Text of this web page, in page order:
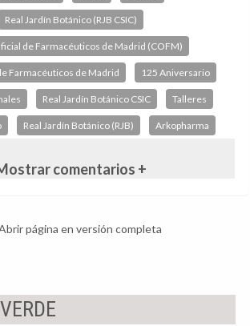
Real Jardín Botánico (RJB CSIC)
de Farmacéuticos de Madrid (COFM)
Farmacéuticos de Madrid 125 Aniversario
Real Jardín Botánico CSIC Talleres
Real Jardín Botánico (RJB) Arkopharma
comentarios +
página en versión completa